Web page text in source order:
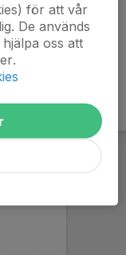
för att vår
De används
oss att